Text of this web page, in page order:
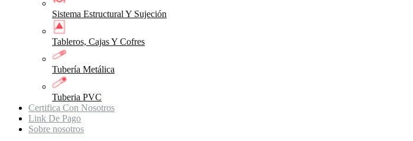
Sistema Estructural Y Sujeción
Tableros, Cajas Y Cofres
Tubería Metálica
Tuberia PVC
Certifica Con Nosotros
Link De Pago
Sobre nosotros